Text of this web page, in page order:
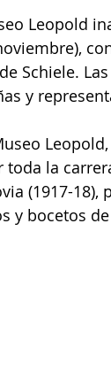
Leopold
Schiele.
y
la
(1917-
y bocetos